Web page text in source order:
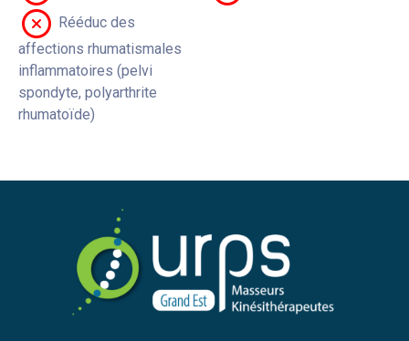
Rééduc des
affections rhumatismales
inflammatoires (pelvi
spondyte, polyarthrite
rhumatoïde)